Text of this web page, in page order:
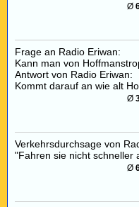
Ø
Frage an Radio Eriwan:
Kann man von
Antwort von Radio Eriwan:
Kommt darauf an wie alt
Ø
Verkehrsdurchsage von
"Fahren sie nicht schneller
Ø